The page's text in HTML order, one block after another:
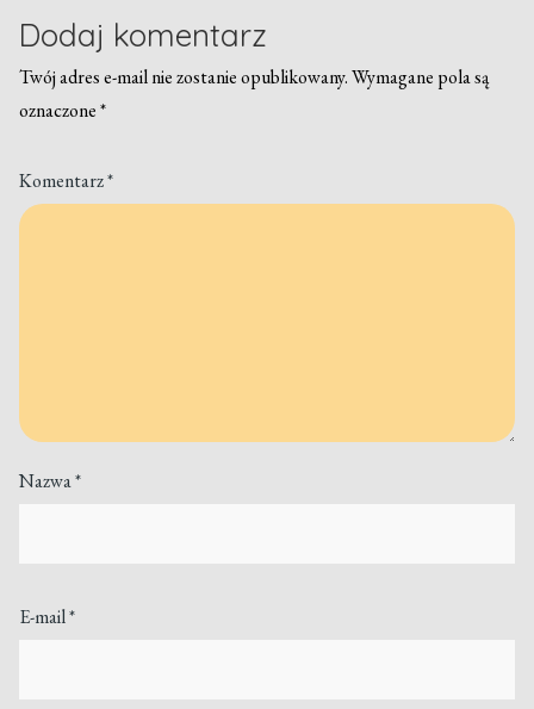
Dodaj komentarz
Twój adres e-mail nie zostanie opublikowany. Wymagane pola są
oznaczone*
Komentarz*
Nazwa*
E-mail*